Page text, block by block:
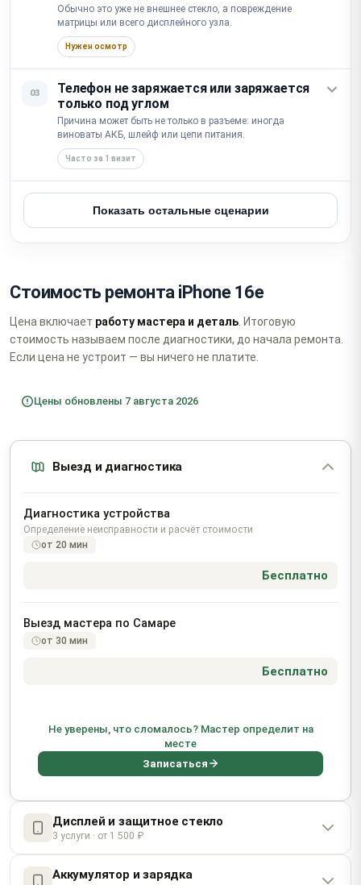
Обычно это уже не внешнее стекло, а повреждение
матрицы или всего дисплейного узла.
Нужен осмотр
03
Телефон не заряжается или заряжается
только под углом
Причина может быть не только в разъеме: иногда
виноваты АКБ, шлейф или цепи питания.
Часто за 1 визит
Показать остальные сценарии
Стоимость ремонта iPhone 16e
Цена включает работу мастера и деталь . Итоговую
стоимость называем после диагностики, до начала ремонта.
Если цена не устроит — вы ничего не платите.
Цены обновлены 7 августа 2026
Выезд и диагностика
Диагностика устройства
Определение неисправности и расчёт стоимости
от 20 мин
Бесплатно
Выезд мастера по Самаре
от 30 мин
Бесплатно
Не уверены, что сломалось? Мастер определит на
месте
Записаться
Дисплей и защитное стекло
3 услуги · от 1 500 ₽
Замена OLED-дисплея Super Retina XDR 60 Гц (6,1")
Аккумулятор и зарядка